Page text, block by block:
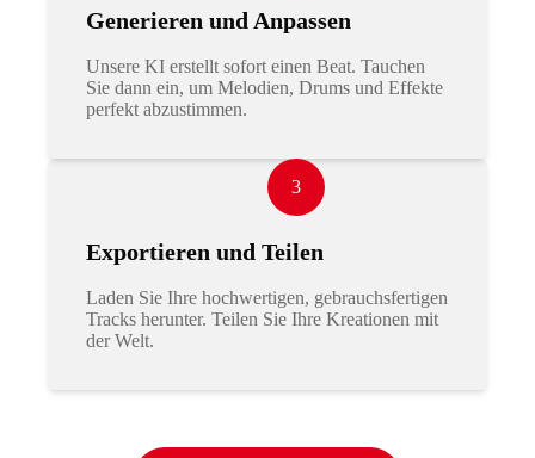
Generieren und Anpassen
Unsere KI erstellt sofort einen Beat. Tauchen
Sie dann ein, um Melodien, Drums und Effekte
perfekt abzustimmen.
3
Exportieren und Teilen
Laden Sie Ihre hochwertigen, gebrauchsfertigen
Tracks herunter. Teilen Sie Ihre Kreationen mit
der Welt.